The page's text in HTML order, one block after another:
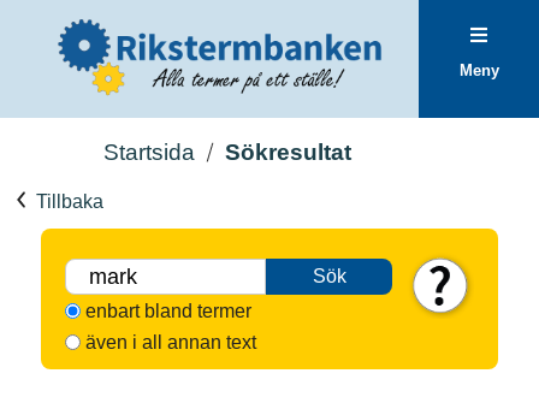
Meny
Startsida Sökresultat
Tillbaka
Sök
enbart bland termer
även i all annan text